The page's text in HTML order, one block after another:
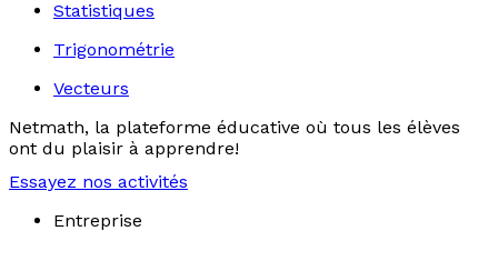
Statistiques
Trigonométrie
Vecteurs
Netmath, la plateforme éducative où tous les élèves
ont du plaisir à apprendre!
Essayez nos activités
Entreprise